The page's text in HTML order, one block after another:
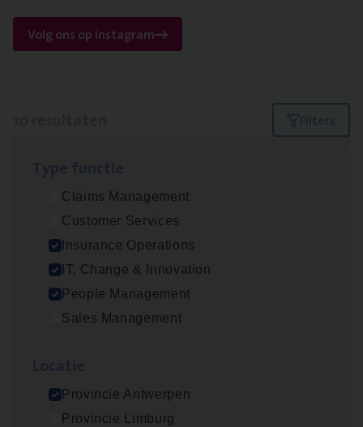
Volg ons op instagram
Filters
Claims Management
Customer Services
Insurance Operations
IT, Change & Innovation
People Management
Sales Management
Provincie Antwerpen
Provincie Limburg
Dos­sier­be­heer­der ver­ze­ke­rin­gen — Soci­al
Pro­fit en Public
Insurance Operations
Antwerpen
Insurance Operations
Beveren